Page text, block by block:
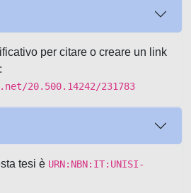
per citare o creare un link
20.500.14242/231783
tesi è URN:NBN:IT:UNISI-